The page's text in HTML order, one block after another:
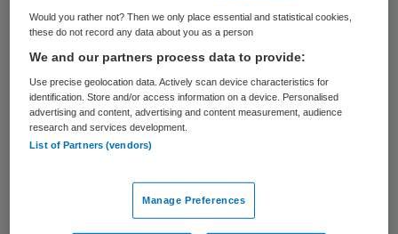
menig bestuurder, beleidsmaker en
professional. Zij zoeken naar nieuwe en
betere vormen van samenwerking, in de
overtuiging dat het kan bijdragen aan
bijvoorbeeld het tijdig signaleren van
problemen van kinderen en gezinnen. Te
bestaat volgens de RVS het risico dat
samenwerken ‘een doel op zich’ wordt: er
Would you rather not? Then we only place essential and statistical cookies,
these do not record any data about you as a person
We and our partners process data to provide:
Use precise geolocation data. Actively scan device characteristics for
identification. Store and/or access information on a device. Personalised
advertising and content, advertising and content measurement, audience
research and services development.
List of Partners (vendors)
Manage Preferences